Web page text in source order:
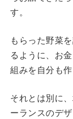
す。
もらった野菜
るように、お
組みを自分も作
それとは別に
ーランスのデ